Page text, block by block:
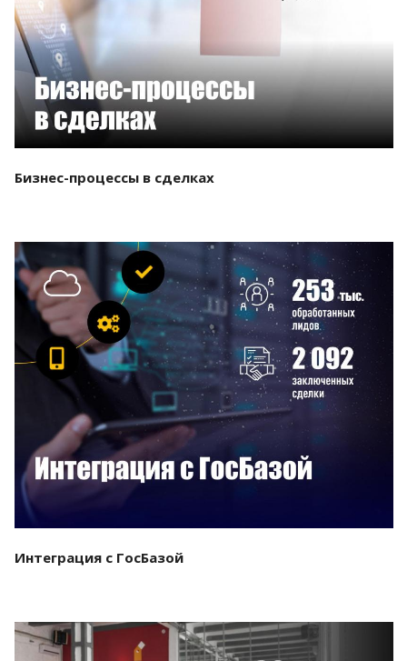
Бизнес-процессы в сделках
Смотреть проект
Интеграция с ГосБазой